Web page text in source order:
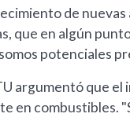
de
que en algún
potenciales
argumentó que
en combustibles.